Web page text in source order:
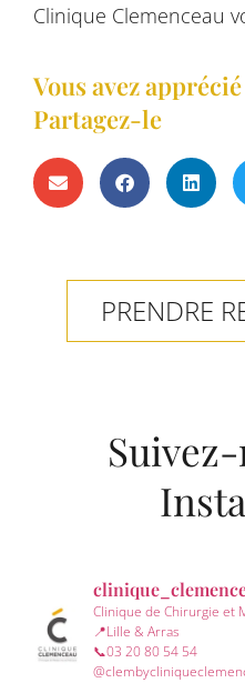
Clinique Clemenceau
Vous avez
Partagez-le
PRENDRE
Clinique de Chirurgie et
📍Lille & Arras
📞03 20 80 54 54